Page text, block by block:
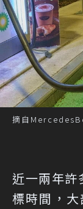
摘自
近一兩年許
標時間，